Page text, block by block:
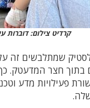
קרדיט צילום: דוברות
שמתלבשים זה
בתוך חצר המדעטק.
פעילויות מדע